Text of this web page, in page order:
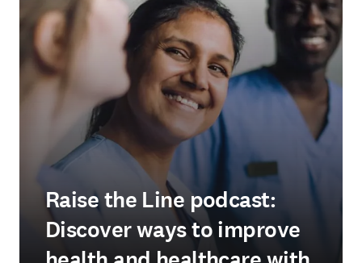
Raise the Line podcast:
Discover ways to improve